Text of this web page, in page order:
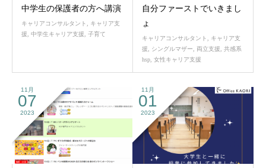
中学生の保護者の方へ講演
キャリアコンサルタント, キャリア支
援, 中学生キャリア支援, 子育て
自分ファーストでいきまし
ょ
キャリアコンサルタント, キャリア支
援, シングルマザー, 両立支援, 共感系
hsp, 女性キャリア支援
11月
07
2023
11月
01
2023